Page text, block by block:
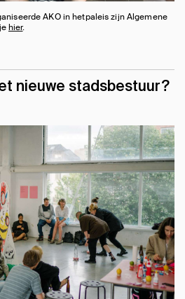
AKO in hetpaleis zijn Algemene
hier.
nieuwe stadsbestuur?